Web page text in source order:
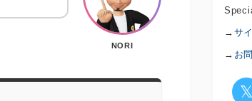
NORI
→ サ
→ お